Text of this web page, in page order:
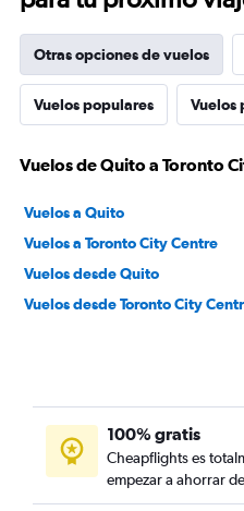
Otras opciones de vuelos
Vuelos populares Vuelos
Vuelos de Quito a Toronto
Vuelos a Quito
Vuelos a Toronto City Centre
Vuelos desde Quito
Vuelos desde Toronto City
100% gratis
Cheapflights es
empezar a ahorrar